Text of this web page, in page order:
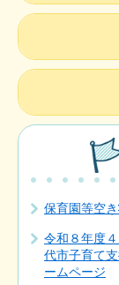
保育園等空
令和８年度
代市子育て
ームページ